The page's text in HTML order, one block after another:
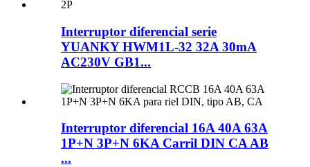
Interruptor diferencial serie
YUANKY HWM1L-32 32A 30mA
AC230V GB1...
Interruptor diferencial 16A 40A 63A
1P+N 3P+N 6KA Carril DIN CA AB
...